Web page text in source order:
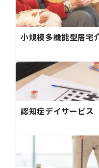
小規模多機能型居宅
認知症デイサービス